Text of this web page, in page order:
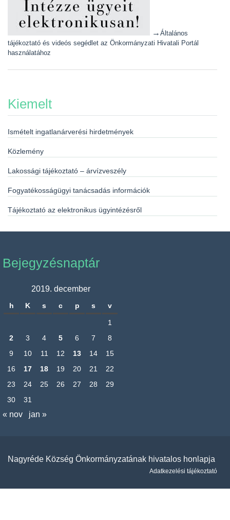
→ Általános
tájékoztató és videós segédlet az Önkormányzati Hivatali Portál
használatához
Kiemelt
Ismételt ingatlanárverési hirdetmények
Közlemény
Lakossági tájékoztató – árvízveszély
Fogyatékosságügyi tanácsadás információk
Tájékoztató az elektronikus ügyintézésről
Bejegyzésnaptár
2019. december
h K s c p s v
1
2
3 4 5 6 7
8
9
10 11 12 13 14
15
16
17 18 19 20 21
22
23
24 25 26 27 28
29
30
31
« nov jan »
Nagyréde Község Önkormányzatának hivatalos honlapja
Adatkezelési tájékoztató